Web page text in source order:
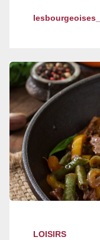
lesbourgeoises_
LOISIRS